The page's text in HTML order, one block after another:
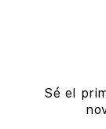
Sé el